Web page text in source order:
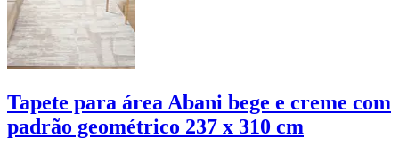
Tapete para área Abani bege e creme com
padrão geométrico 237 x 310 cm